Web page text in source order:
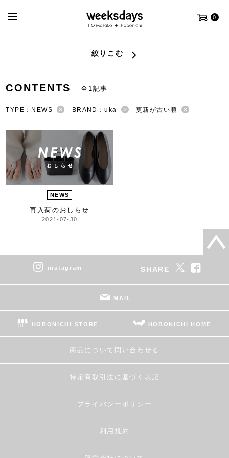
0
絞りこむ
CONTENTS 全1記事
TYPE：NEWS BRAND：uka 更新が古い順
NEWS
再入荷のおしらせ
2021-07-30
instagram SHARE
MAIL
HOBONICHI STORE HOBONICHI HOME
商品について問い合わせる
特定商取引法に基づく表記
プライバシーポリシー
利用規約